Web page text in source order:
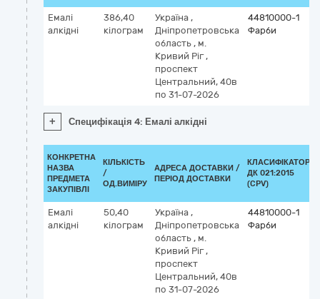
Емалі
алкідні
386,40
кілограм
Україна ,
Дніпропетровська
область , м.
Кривий Ріг,
проспект
Центральний, 40в
по 31-07-2026
44810000-1
Фарби
+ Специфікація 4: Емалі алкідні
КОНКРЕТНА
НАЗВА
ПРЕДМЕТА
ЗАКУПІВЛІ
КІЛЬКІСТЬ
/
ОД.ВИМІРУ
АДРЕСА ДОСТАВКИ /
ПЕРІОД ДОСТАВКИ
КЛАСИФІКАТОР
ДК 021:2015
(CPV)
Емалі
алкідні
50,40
кілограм
Україна ,
Дніпропетровська
область , м.
Кривий Ріг,
проспект
Центральний, 40в
по 31-07-2026
44810000-1
Фарби